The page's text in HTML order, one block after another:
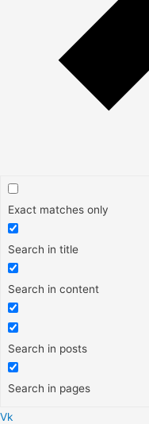
Exact matches only
Search in title
Search in content
Search in posts
Search in pages
Vk